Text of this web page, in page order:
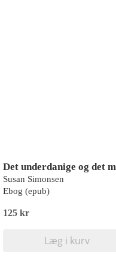
Susan Simonsen
Ebog (epub)
125 kr
Læg i kurv